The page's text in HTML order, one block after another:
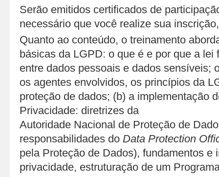
Serão emitidos certificados de
necessário que você realize sua
Quanto ao conteúdo, o treinamento
básicas da LGPD: o que é e por que a lei
entre dados pessoais e dados sensíveis;
os agentes envolvidos, os princípios da
proteção de dados; (b) a implementação
Privacidade: diretrizes da
Autoridade Nacional de Proteção de
responsabilidades do Data Protection
pela Proteção de Dados), fundamentos e
privacidade, estruturação de um